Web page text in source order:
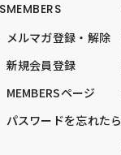
MEMBERS
メルマガ登録・解除
新規会員登録
MEMBERSページ
パスワードを忘れたら